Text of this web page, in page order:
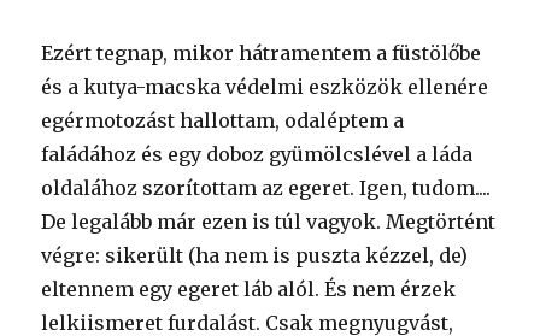
Ezért tegnap, mikor hátramentem a füstölőbe
és a kutya-macska védelmi eszközök ellenére
egérmotozást hallottam, odaléptem a
faládához és egy doboz gyümölcslével a láda
oldalához szorítottam az egeret. Igen, tudom....
De legalább már ezen is túl vagyok. Megtörtént
végre: sikerült (ha nem is puszta kézzel, de)
eltennem egy egeret láb alól. És nem érzek
lelkiismeret furdalást. Csak megnyugvást,